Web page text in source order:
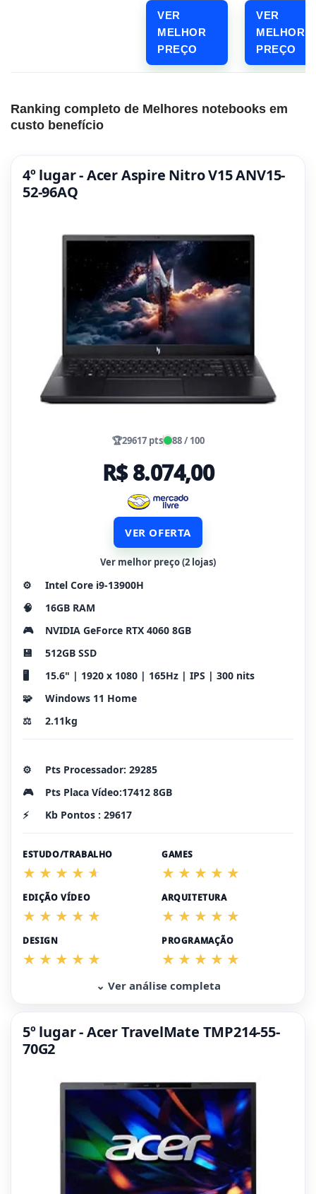
VER
MELHOR
PREÇO
VER
MELHOR
PREÇO
Ranking completo de Melhores notebooks em
custo benefício
4º lugar - Acer Aspire Nitro V15 ANV15-
52-96AQ
🏆29617 pts 88 / 100
R$ 8.074,00
VER OFERTA
Ver melhor preço (2 lojas)
⚙️
Intel Core i9-13900H
🧠
16GB RAM
🎮
NVIDIA GeForce RTX 4060 8GB
💾
512GB SSD
🖥️
15.6" | 1920 x 1080 | 165Hz | IPS | 300 nits
🧩
Windows 11 Home
⚖️
2.11kg
⚙️
Pts Processador: 29285
🎮
Pts Placa Vídeo:17412 8GB
⚡
Kb Pontos : 29617
ESTUDO/TRABALHO GAMES
EDIÇÃO VÍDEO ARQUITETURA
DESIGN PROGRAMAÇÃO
⌄ Ver análise completa
5º lugar - Acer TravelMate TMP214-55-
70G2